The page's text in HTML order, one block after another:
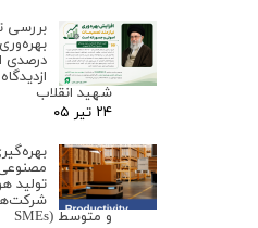
بررسی
درصدی
شهید انقلاب
۲۴ تیر ۰۵
تولید
و متوسط (SMEs